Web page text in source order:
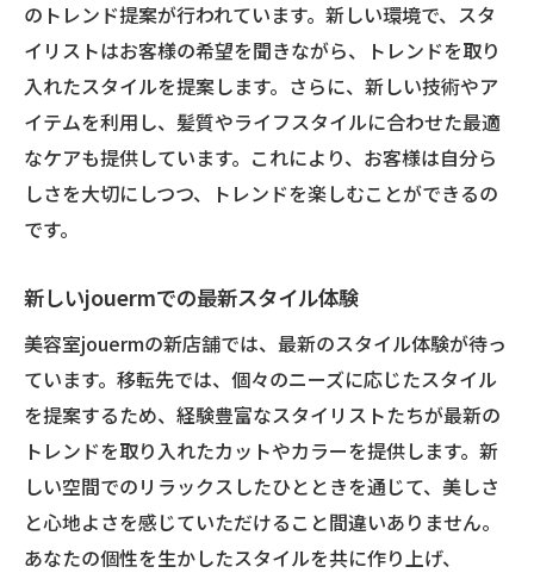
のトレンド提案が行われています。新しい環境で、スタ
イリストはお客様の希望を聞きながら、トレンドを取り
入れたスタイルを提案します。さらに、新しい技術やア
イテムを利用し、髪質やライフスタイルに合わせた最適
なケアも提供しています。これにより、お客様は自分ら
しさを大切にしつつ、トレンドを楽しむことができるの
です。
新しいjouermでの最新スタイル体験
美容室jouermの新店舗では、最新のスタイル体験が待っ
ています。移転先では、個々のニーズに応じたスタイル
を提案するため、経験豊富なスタイリストたちが最新の
トレンドを取り入れたカットやカラーを提供します。新
しい空間でのリラックスしたひとときを通じて、美しさ
と心地よさを感じていただけること間違いありません。
あなたの個性を生かしたスタイルを共に作り上げ、